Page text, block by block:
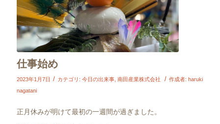
仕事始め
2023年1月7日 / カテゴリ: 今日の出来事, 南田産業株式会社 / 作成者: haruki
nagatani
正月休みが明けて最初の一週間が過ぎました。